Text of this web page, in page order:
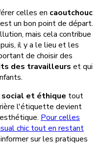
celles en caoutchouc
un bon point de départ.
mais cela contribue
il y a le lieu et les
de choisir des
des travailleurs et qui
social et éthique tout
l'étiquette devient
Pour celles
chic tout en restant
sur les pratiques